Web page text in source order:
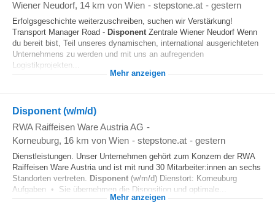
Wiener Neudorf, 14 km von Wien - stepstone.at - gestern
Erfolgsgeschichte weiterzuschreiben, suchen wir Verstärkung!
Transport Manager Road - DisponentZentrale Wiener Neudorf Wenn
du bereit bist, Teil unseres dynamischen, international ausgerichteten
Unternehmens zu werden und mit uns an aufregenden
Logistikprojekten...
Mehr anzeigen
Disponent (w/m/d)
RWA Raiffeisen Ware Austria AG -
Korneuburg, 16 km von Wien - stepstone.at - gestern
Dienstleistungen. Unser Unternehmen gehört zum Konzern der RWA
Raiffeisen Ware Austria und ist mit rund 30 Mitarbeiter:innen an sechs
Standorten vertreten. Disponent (w/m/d) Dienstort: Korneuburg
Aufgaben • Sie übernehmen die Disposition und optimale...
Mehr anzeigen